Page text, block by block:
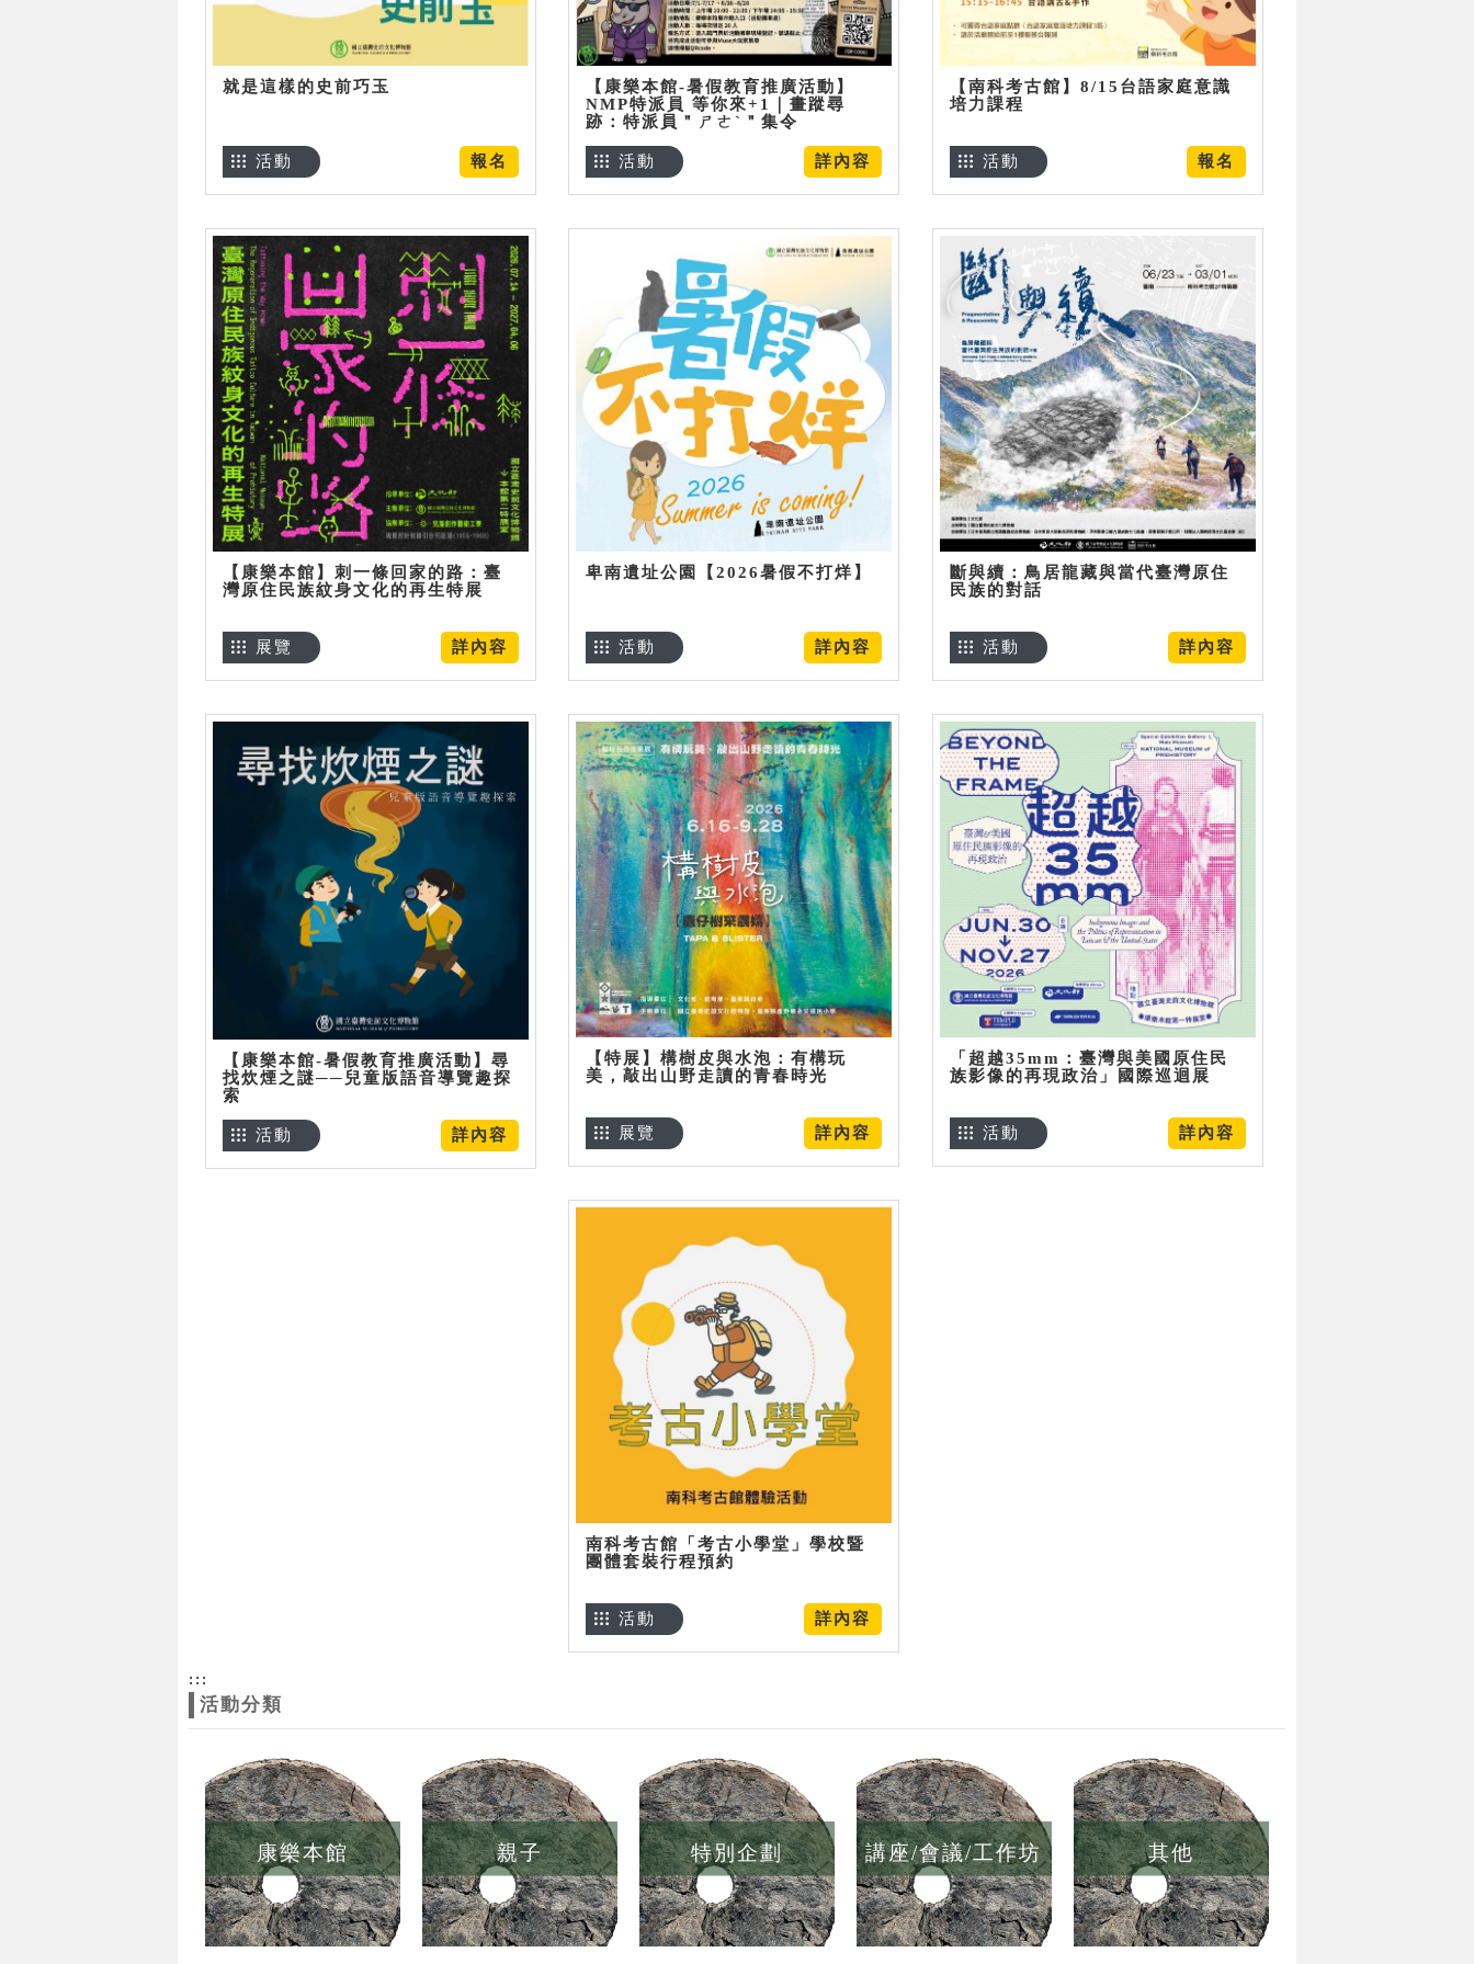
就是這樣的史前巧玉
報名
活動
【康樂本館-暑假教育推廣活動】
NMP特派員 等你來+1｜畫蹤尋
跡：特派員＂ㄕㄜˋ＂集令
詳內容
活動
【南科考古館】8/15台語家庭意識
培力課程
報名
活動
【康樂本館】刺一條回家的路：臺
灣原住民族紋身文化的再生特展
詳內容
展覽
卑南遺址公園【2026暑假不打烊】
詳內容
活動
斷與續：鳥居龍藏與當代臺灣原住
民族的對話
詳內容
活動
【康樂本館-暑假教育推廣活動】尋
找炊煙之謎──兒童版語音導覽趣探
索
詳內容
活動
【特展】構樹皮與水泡：有構玩
美，敲出山野走讀的青春時光
詳內容
展覽
「超越35mm：臺灣與美國原住民
族影像的再現政治」國際巡迴展
詳內容
活動
南科考古館「考古小學堂」學校暨
團體套裝行程預約
詳內容
活動
:::
活動分類
康樂本館 親子 特別企劃 講座/會議/工作坊 其他